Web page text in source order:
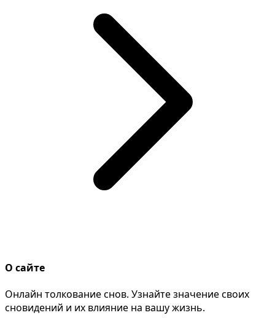
О сайте
Онлайн толкование снов. Узнайте значение своих
сновидений и их влияние на вашу жизнь.